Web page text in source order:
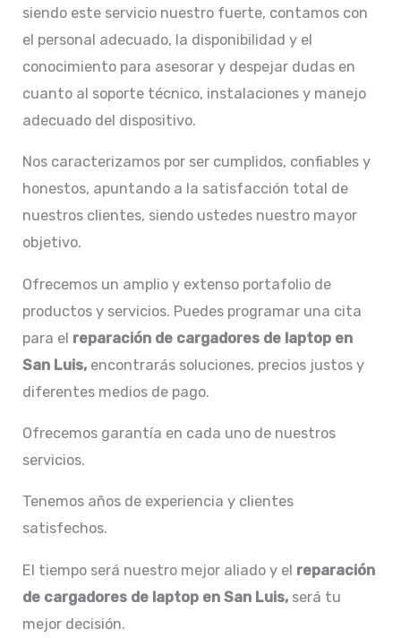
siendo este servicio nuestro fuerte, contamos con
el personal adecuado, la disponibilidad y el
conocimiento para asesorar y despejar dudas en
cuanto al soporte técnico, instalaciones y manejo
adecuado del dispositivo.
Nos caracterizamos por ser cumplidos, confiables y
honestos, apuntando a la satisfacción total de
nuestros clientes, siendo ustedes nuestro mayor
objetivo.
Ofrecemos un amplio y extenso portafolio de
productos y servicios. Puedes programar una cita
para el reparación de cargadores de laptop en
San Luis, encontrarás soluciones, precios justos y
diferentes medios de pago.
Ofrecemos garantía en cada uno de nuestros
servicios.
Tenemos años de experiencia y clientes
satisfechos.
El tiempo será nuestro mejor aliado y el reparación
de cargadores de laptop en San Luis, será tu
mejor decisión.